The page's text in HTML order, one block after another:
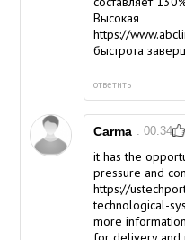
Высокая
https://
быстрота
ответить
Carma : 00:34
it has the
pressure and
https://
technological-
more